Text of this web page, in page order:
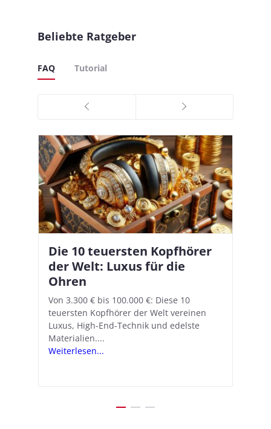
Beliebte Ratgeber
FAQ Tutorial
Die 10 teuersten Kopfhörer
der Welt: Luxus für die
Ohren
Von 3.300 € bis 100.000 €: Diese 10
teuersten Kopfhörer der Welt vereinen
Luxus, High-End-Technik und edelste
Materialien....
Weiterlesen...
Apple AirPods Pro 2 und iOS
18.1: So richtet ihr das neue
Hörgeräte-Feature ein
Mit iOS 18.1 und den AirPods Pro 2
verwandelt Apple seine In-Ear-Kopfhörer
in kostengünstige Hörhilfen. In wenigen
Schritten...
Weiterlesen...